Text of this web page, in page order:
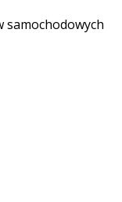
samochodowych